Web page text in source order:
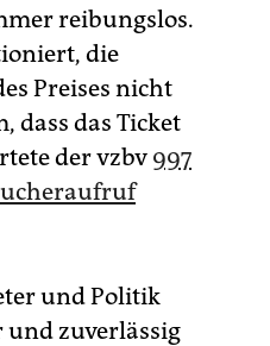
reibungslos.
die
Preises nicht
dass das Ticket
der vzbv 997
und Politik
zuverlässig